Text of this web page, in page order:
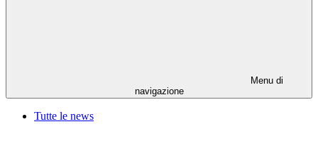
Menu di
navigazione
Tutte le news